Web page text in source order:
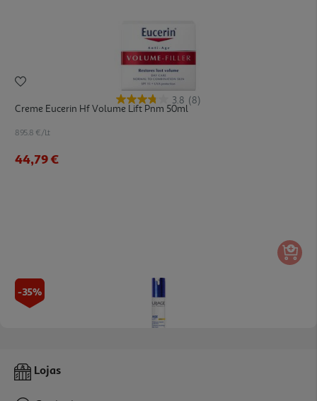
3.8 (8)
Creme Eucerin Hf Volume Lift Pnm 50ml
895.8 €/Lt
44,79 €
-35%
Creme Uriage Age Lift Protector Spf30 40ml
Lojas